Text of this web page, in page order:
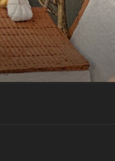
Aller
au
contenu
principal